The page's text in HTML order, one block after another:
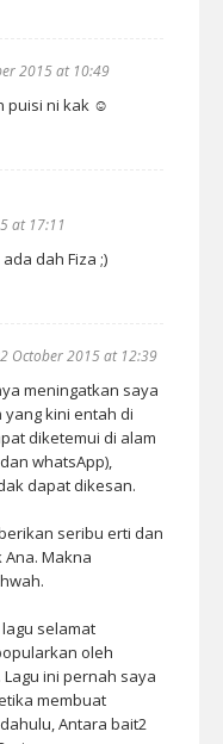
2015 at 10:49
puisi ni kak ☺
at 17:11
dah Fiza ;)
October 2015 at 12:39
meningatkan saya
kini entah di
diketemui di alam
whatsApp),
dapat dikesan.
seribu erti dan
Makna
selamat
oleh
ini pernah saya
membuat
Antara bait2